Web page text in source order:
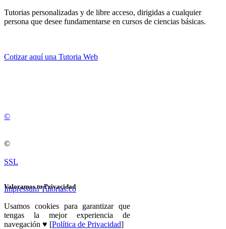
Tutorias personalizadas y de libre acceso, dirigidas a cualquier
persona que desee fundamentarse en cursos de ciencias básicas.
Cotizar aquí una Tutoria Web
©
©
SSL
Impressum Tutorias.co
Valoramos tu Privacidad
Usamos cookies para garantizar que
tengas la mejor experiencia de
navegación ♥ [Política de Privacidad]